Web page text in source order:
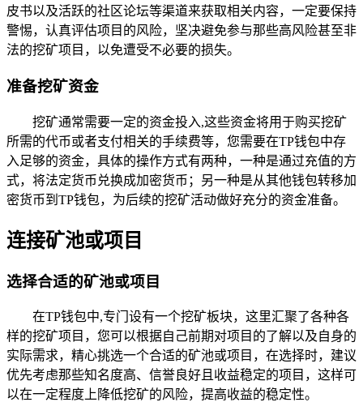
皮书以及活跃的社区论坛等渠道来获取相关内容，一定要保持
警惕，认真评估项目的风险，坚决避免参与那些高风险甚至非
法的挖矿项目，以免遭受不必要的损失。
准备挖矿资金
挖矿通常需要一定的资金投入,这些资金将用于购买挖矿
所需的代币或者支付相关的手续费等，您需要在TP钱包中存
入足够的资金，具体的操作方式有两种，一种是通过充值的方
式，将法定货币兑换成加密货币；另一种是从其他钱包转移加
密货币到TP钱包，为后续的挖矿活动做好充分的资金准备。
连接矿池或项目
选择合适的矿池或项目
在TP钱包中,专门设有一个挖矿板块，这里汇聚了各种各
样的挖矿项目，您可以根据自己前期对项目的了解以及自身的
实际需求，精心挑选一个合适的矿池或项目，在选择时，建议
优先考虑那些知名度高、信誉良好且收益稳定的项目，这样可
以在一定程度上降低挖矿的风险，提高收益的稳定性。